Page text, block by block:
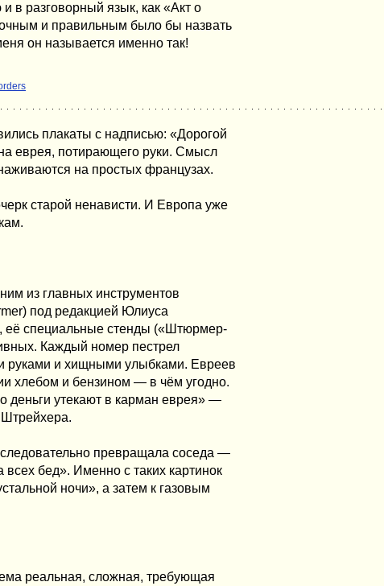
в разговорный язык, как «Акт о
и правильным было бы назвать
он называется именно так!
плакаты с надписью: «Дорогой
еврея, потирающего руки. Смысл
на простых французах.
старой ненависти. И Европа уже
из главных инструментов
под редакцией Юлиуса
её специальные стенды («Штюрмер-
Каждый номер пестрел
руками и хищными улыбками. Евреев
хлебом и бензином — в чём угодно.
деньги утекают в карман еврея» —
Штрейхера.
превращала соседа —
всех бед». Именно с таких картинок
ночи», а затем к газовым
реальная, сложная, требующая